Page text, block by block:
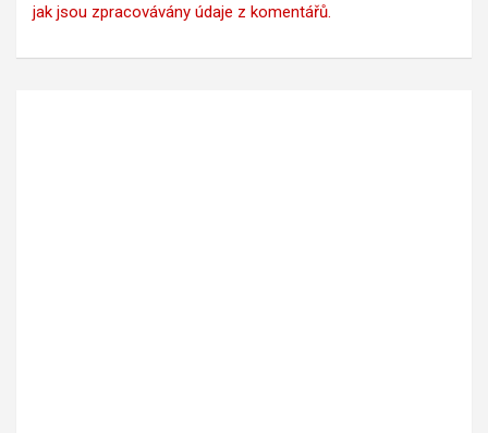
jak jsou zpracovávány údaje z komentářů.